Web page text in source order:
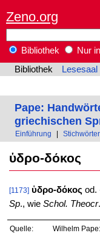
Zeno.org
Bibliothek
Nur
Bibliothek
Lesesaal
Pape:
griechischen
Einführung Stichwörter
ὑδρο-δόκος
[1173] ὑδρο-δόκος od.
Sp., wie Schol. Theocr
Quelle:
Wilhelm